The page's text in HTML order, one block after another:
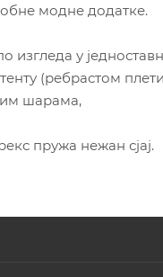
модне додатке.
изгледа у
(ребрастом
шарама,
пружа нежан сјај.